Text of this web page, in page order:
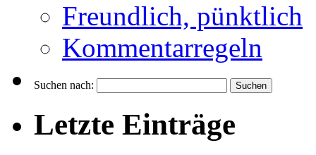
Freundlich, pünktlich
Kommentarregeln
Suchen nach:
Letzte Einträge